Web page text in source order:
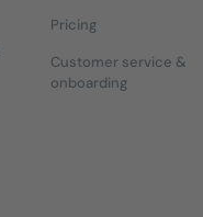
Pricing
Customer service &
onboarding